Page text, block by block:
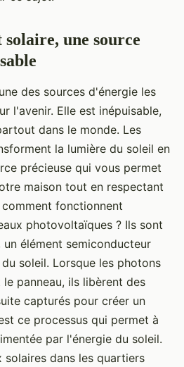
une source
des sources d'énergie les
l'avenir. Elle est inépuisable,
dans le monde. Les
la lumière du soleil en
précieuse qui vous permet
maison tout en respectant
fonctionnent
photovoltaïques ? Ils sont
élément semiconducteur
soleil. Lorsque les photons
panneau, ils libèrent des
capturés pour créer un
ce processus qui permet à
par l'énergie du soleil.
solaires dans les quartiers